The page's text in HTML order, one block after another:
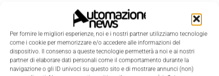
Per fornire le migliori esperienze, noi e i nostri partner utilizziamo tecnologie
come i cookie per memorizzare e/o accedere alle informazioni del
dispositivo. Il consenso a queste tecnologie permetterà a noi e ai nostri
partner di elaborare dati personali come il comportamento durante la
navigazione o gli ID univoci su questo sito e di mostrare annunci (non)
.La partecipazione è gratuita previa iscrizione
obbligatoria fino ad esaurimento posti.
TAGS CEI Data Center industriale Medicale Seminario